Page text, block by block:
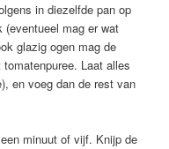
in diezelfde pan op
(eventueel mag er wat
glazig ogen mag de
Laat alles
en voeg dan de rest van
minuut of vijf. Knijp de